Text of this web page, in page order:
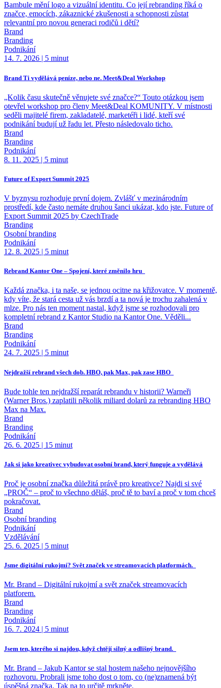
Bambule mění logo a vizuální identitu. Co její rebranding říká o
značce, emocích, zákaznické zkušenosti a schopnosti zůstat
relevantní pro novou generaci rodičů i dětí?
Brand
Branding
Podnikání
14. 7. 2026 | 5 minut
Brand Ti vydělává peníze, nebo ne. Meet&Deal Workshop
„Kolik času skutečně věnujete své značce?“ Touto otázkou jsem
otevřel workshop pro členy Meet&Deal KOMUNITY. V místnosti
seděli majitelé firem, zakladatelé, marketéři i lidé, kteří své
podnikání budují už řadu let. Přesto následovalo ticho.
Brand
Branding
Podnikání
8. 11. 2025 | 5 minut
Future of Export Summit 2025
V byznysu rozhoduje první dojem. Zvlášť v mezinárodním
prostředí, kde často nemáte druhou šanci ukázat, kdo jste. Future of
Export Summit 2025 by CzechTrade
Branding
Osobní branding
Podnikání
12. 8. 2025 | 5 minut
Rebrand Kantor One – Spojení, které změnilo hru
Každá značka, i ta naše, se jednou ocitne na křižovatce. V momentě,
kdy víte, že stará cesta už vás brzdí a ta nová je trochu zahalená v
mlze. Pro nás ten moment nastal, když jsme se rozhodovali pro
kompletní rebrand z Kantor Studio na Kantor One. Věděli...
Brand
Branding
Podnikání
24. 7. 2025
5 minut
Nejdražší rebrand všech dob. HBO, pak Max, pak zase HBO
Bude tohle ten nejdražší reparát rebrandu v historii? Warneři
(Warner Bros.) zaplatili několik miliard dolarů za rebranding HBO
Max na Max.
Brand
Branding
Podnikání
26. 6. 2025 | 15 minut
Jak si jako kreativec vybudovat osobní brand, který funguje a vydělává
Proč je osobní značka důležitá právě pro kreativce? Najdi si své
„PROČ“ – proč to všechno děláš, proč tě to baví a proč v tom chceš
pokračovat.
Brand
Osobní branding
Podnikání
Vzdělávání
25. 6. 2025 | 5 minut
Jsme digitální rukojmí? Svět značek ve streamovacích platformách.
Mr. Brand –⁠⁠⁠⁠⁠⁠ Digitální rukojmí a svět značek streamovacích
platforem.
Brand
Branding
Podnikání
16. 7. 2024
5 minut
Jsem ten, kterého si najdou, když chtějí silný a odlišný brand.
Mr. Brand –⁠⁠⁠⁠⁠⁠ Jakub Kantor se stal hostem našeho nejnovějšího
rozhovoru. Probrali jsme toho dost o tom, co (ne)znamená být
úspěšná značka. Tak na to určitě mrkněte.